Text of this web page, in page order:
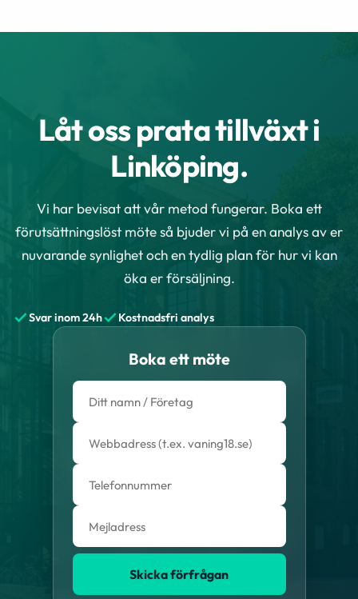
Låt oss prata tillväxt i
Linköping.
Vi har bevisat att vår metod fungerar. Boka ett
förutsättningslöst möte så bjuder vi på en analys av er
nuvarande synlighet och en tydlig plan för hur vi kan
öka er försäljning.
Svar inom 24h Kostnadsfri analys
Boka ett möte
Skicka förfrågan